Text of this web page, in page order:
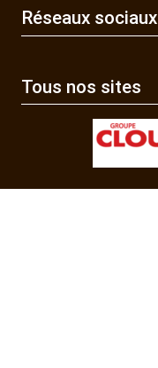
Réseaux sociaux
Tous nos sites